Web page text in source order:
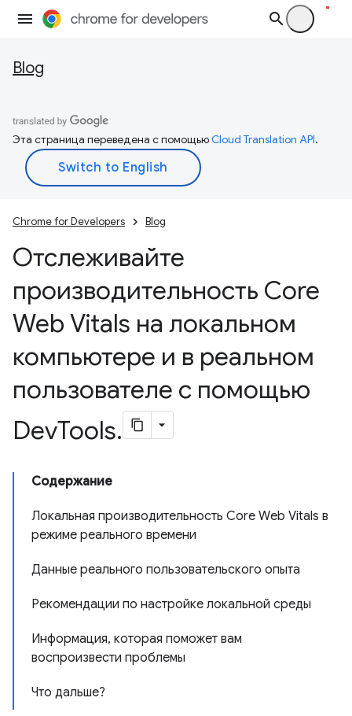
Blog
Эта страница переведена с помощьюCloud Translation API.
Chrome for Developers Blog
Отслеживайте
производительность Core
Web Vitals на локальном
компьютере и в реальном
пользователе с помощью
DevTools.
Содержание
Локальная производительность Core Web Vitals в
режиме реального времени
Данные реального пользовательского опыта
Рекомендации по настройке локальной среды
Информация, которая поможет вам
воспроизвести проблемы
Что дальше?